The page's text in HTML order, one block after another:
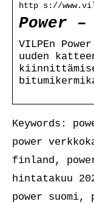
http s://
Power
VILPEn
uuden
Keywords:
power
finland,
hintatakuu
power suomi,